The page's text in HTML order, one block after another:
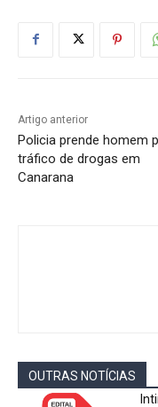
Artigo anterior
Policia prende homem
tráfico de drogas em
Canarana
OUTRAS NOTÍCIAS